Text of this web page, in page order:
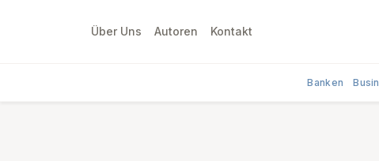
Über Uns Autoren Kontakt
Banken